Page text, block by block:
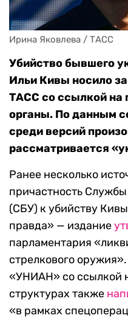
Ирина Яковлева / ТАСС
Убийство бывшего
Ильи Кивы носило
ТАСС со ссылкой на
органы. По данным
среди версий
рассматривается
Ранее несколько
причастность
(СБУ) к убийству
правда» — издание
парламентария
стрелкового
«УНИАН» со ссылкой
структурах также
«в рамках